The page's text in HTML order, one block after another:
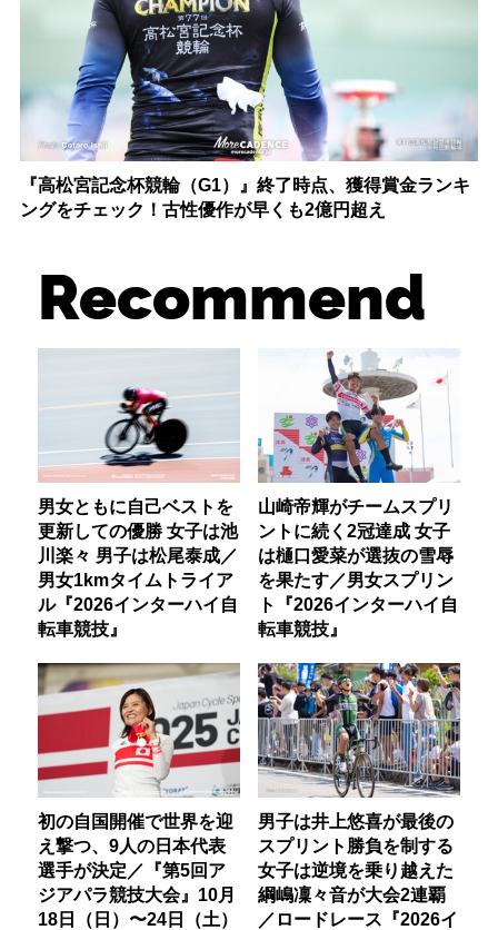
『高松宮記念杯競輪（G1）』終了時点、獲得賞金ランキ
ングをチェック！古性優作が早くも2億円超え
Recommend
男女ともに自己ベストを
更新しての優勝 女子は池
川楽々 男子は松尾泰成／
男女1kmタイムトライア
ル『2026インターハイ自
転車競技』
山崎帝輝がチームスプリ
ントに続く2冠達成 女子
は樋口愛菜が選抜の雪辱
を果たす／男女スプリン
ト『2026インターハイ自
転車競技』
初の自国開催で世界を迎
え撃つ、9人の日本代表
選手が決定／『第5回ア
ジアパラ競技大会』10月
18日（日）〜24日（土）
男子は井上悠喜が最後の
スプリント勝負を制する
女子は逆境を乗り越えた
綱嶋凜々音が大会2連覇
／ロードレース『2026イ